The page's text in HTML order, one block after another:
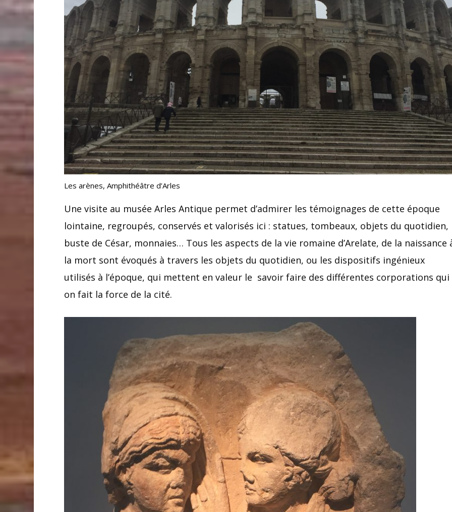
Les arènes, Amphithéâtre d’Arles
Une visite au musée Arles Antique permet d’admirer les témoignages de cette époque
lointaine, regroupés, conservés et valorisés ici : statues, tombeaux, objets du quotidien,
buste de César, monnaies… Tous les aspects de la vie romaine d’Arelate, de la naissance
la mort sont évoqués à travers les objets du quotidien, ou les dispositifs ingénieux
utilisés à l’époque, qui mettent en valeur le savoir faire des différentes corporations qui
on fait la force de la cité.